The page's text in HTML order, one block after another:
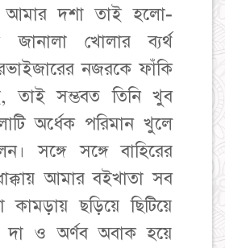
আমার দশা তাই হলো-
খোলার ব্যর্থ
নজরকে ফাঁকি
তাই সম্ভবত তিনি খুব
অর্ধেক পরিমান খুলে
সঙ্গে সঙ্গে বাহিরের
আমার বইখাতা সব
ছড়িয়ে ছিটিয়ে
ও অর্ণব অবাক হয়ে